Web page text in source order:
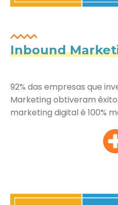
Inbound
92% das empresas que
Marketing obtiveram
marketing digital é 100%